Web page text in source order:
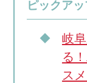
ピックア
岐
る
ス